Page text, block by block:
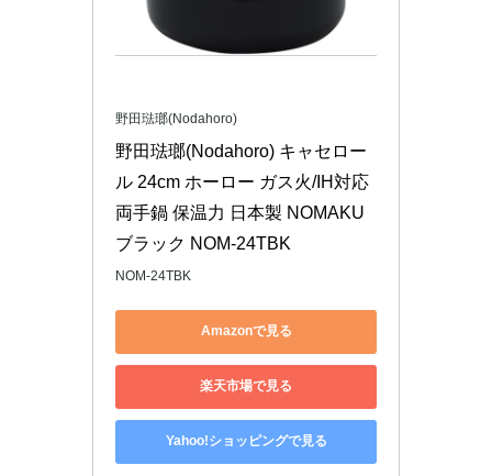
野田琺瑯(Nodahoro)
野田琺瑯(Nodahoro) キャセロー
ル 24cm ホーロー ガス火/IH対応
両手鍋 保温力 日本製 NOMAKU
ブラック NOM-24TBK
NOM-24TBK
Amazonで見る
楽天市場で見る
Yahoo!ショッピングで見る